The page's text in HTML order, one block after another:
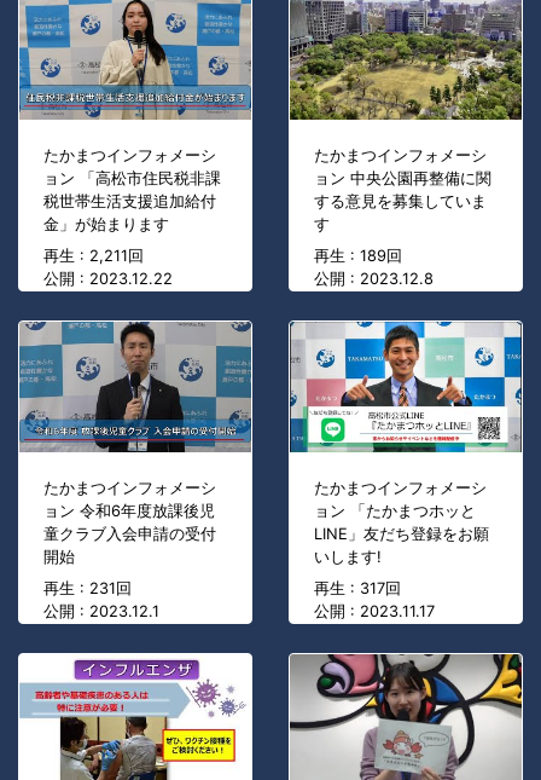
たかまつインフォメーシ
ョン 「高松市住民税非課
税世帯生活支援追加給付
金」が始まります
再生 : 2,211回
公開 : 2023.12.22
たかまつインフォメーシ
ョン 中央公園再整備に関
する意見を募集していま
す
再生 : 189回
公開 : 2023.12.8
たかまつインフォメーシ
ョン 令和6年度放課後児
童クラブ入会申請の受付
開始
再生 : 231回
公開 : 2023.12.1
たかまつインフォメーシ
ョン 「たかまつホッと
LINE」友だち登録をお願
いします!
再生 : 317回
公開 : 2023.11.17